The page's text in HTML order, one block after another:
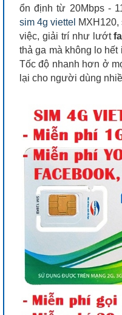
ổn định từ 20Mbps -
sim 4g viettel
việc, giải trí như lướt
thả ga mà không lo
Tốc độ nhanh hơn ở
lại cho người dùng